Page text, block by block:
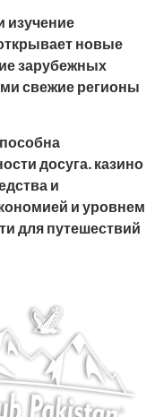
изучение
новые
зарубежных
свежие регионы
досуга. казино
и
и уровнем
для путешествий